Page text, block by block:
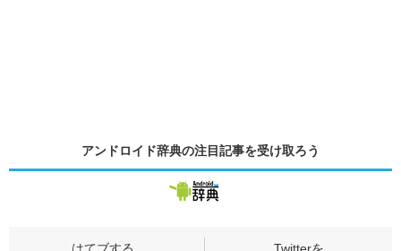
アンドロイド辞典の注目記事を受け取ろう